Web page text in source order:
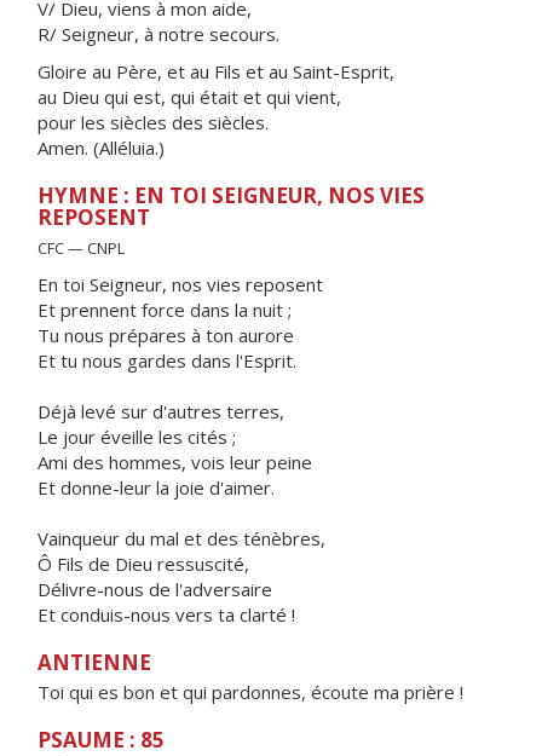
V/ Dieu, viens à mon aide,
R/ Seigneur, à notre secours.
Gloire au Père, et au Fils et au Saint-Esprit,
au Dieu qui est, qui était et qui vient,
pour les siècles des siècles.
Amen. (Alléluia.)
HYMNE : EN TOI SEIGNEUR, NOS VIES
REPOSENT
CFC — CNPL
En toi Seigneur, nos vies reposent
Et prennent force dans la nuit ;
Tu nous prépares à ton aurore
Et tu nous gardes dans l'Esprit.
Déjà levé sur d'autres terres,
Le jour éveille les cités ;
Ami des hommes, vois leur peine
Et donne-leur la joie d'aimer.
Vainqueur du mal et des ténèbres,
Ô Fils de Dieu ressuscité,
Délivre-nous de l'adversaire
Et conduis-nous vers ta clarté !
ANTIENNE
Toi qui es bon et qui pardonnes, écoute ma prière !
PSAUME : 85